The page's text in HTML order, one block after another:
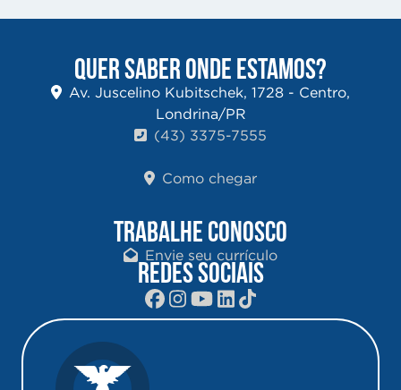
QUER SABER ONDE ESTAMOS?
Av. Juscelino Kubitschek, 1728 - Centro,
Londrina/PR
(43) 3375-7555
Como chegar
TRABALHE CONOSCO
Envie seu currículo
REDES SOCIAIS